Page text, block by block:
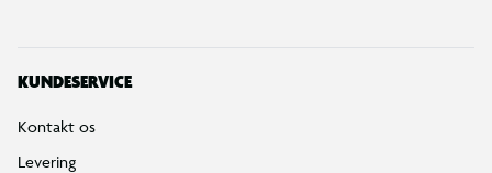
KUNDESERVICE
Kontakt os
Levering